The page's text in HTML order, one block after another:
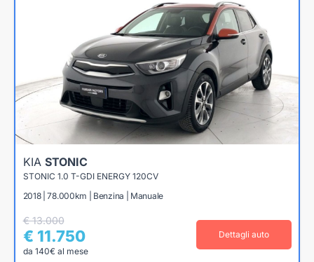
KIA STONIC
STONIC 1.0 T-GDI ENERGY 120CV
2018 | 78.000km | Benzina | Manuale
€ 13.000
€ 11.750
da 140€ al mese
Dettagli auto